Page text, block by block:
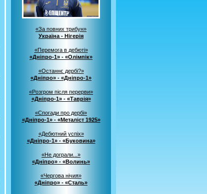
«За повних трибун»
Україна - Нігерія
«Перемога в дебюті»
«Дніпро-1» - «Олімпік»
«Останнє дербі?»
«Дніпро» - «Дніпро-1»
«Розгром після перерви»
«Дніпро-1» - «Таврія»
«Спогади про дербі»
«Дніпро-1» - «Металіст 1925»
«Дебютний успіх»
«Дніпро-1» - «Буковина»
«Не дограли...»
«Дніпро» - «Волинь»
«Чергова нічия»
«Дніпро» - «Сталь»